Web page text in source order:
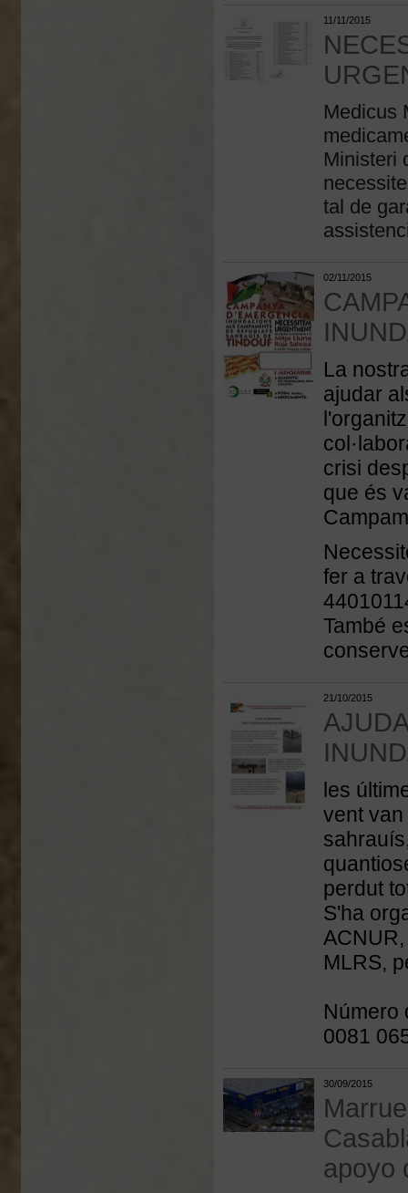
11/11/2015
Medicus
Ministeri
tal de
02/11/2015
La
ajudar
crisi
que és
fer a
També
21/10/2015
les
vent
perdut
S'ha
ACNUR,
MLRS,
Número
0081
30/09/2015
apoyo